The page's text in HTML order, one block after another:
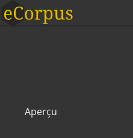
Aperçu